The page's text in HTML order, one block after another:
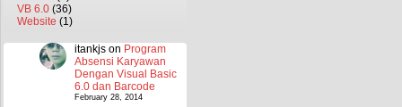
VB 6.0 (36)
Website (1)
itankjs on Program
Absensi Karyawan
Dengan Visual Basic
6.0 dan Barcode
February 28, 2014